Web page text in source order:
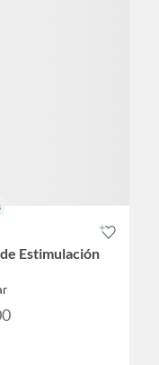
Estimulación